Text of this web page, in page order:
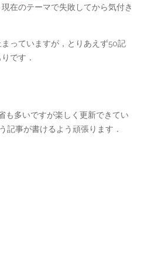
在のテーマで失敗してから気付き
っていますが，とりあえず50記
です．
も多いですが楽しく更新できてい
記事が書けるよう頑張ります．